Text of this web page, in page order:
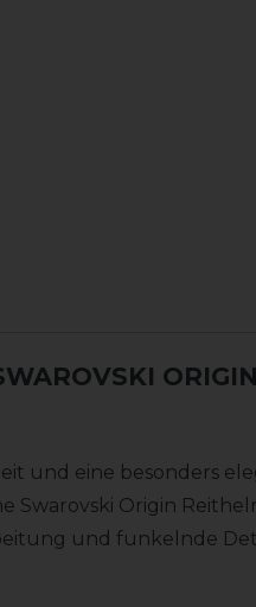
und eine besonders
Swarovski Origin
und funkelnde